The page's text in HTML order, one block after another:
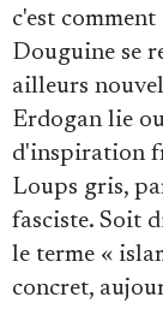
c'est
Douguine se
ailleurs
Erdogan lie
d'inspiration
Loups gris,
fasciste. Soit
le terme «
concret,